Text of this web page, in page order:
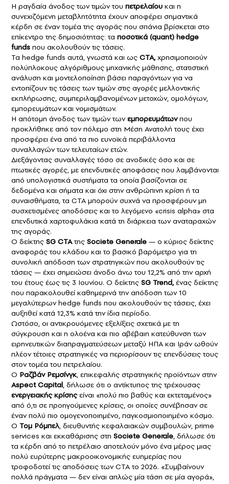
Η ραγδαία άνοδος των τιμών του πετρελαίου και η
συνεχιζόμενη μεταβλητότητα έχουν αποφέρει σημαντικά
κέρδη σε έναν τομέα της αγοράς που σπάνια βρίσκεται στο
επίκεντρο της δημοσιότητας: τα ποσοτικά (quant) hedge
funds που ακολουθούν τις τάσεις.
Τα hedge funds αυτά, γνωστά και ως CTA,χρησιμοποιούν
πολύπλοκους αλγόριθμους μηχανικής μάθησης, στατιστική
ανάλυση και μοντελοποίηση βάσει παραγόντων για να
εντοπίζουν τις τάσεις των τιμών στις αγορές μελλοντικής
εκπλήρωσης, συμπεριλαμβανομένων μετοχών, ομολόγων,
εμπορευμάτων και νομισμάτων.
Η απότομη άνοδος των τιμών τωνεμπορευμάτωνπου
προκλήθηκε από τον πόλεμο στη Μέση Ανατολή τους έχει
προσφέρει ένα από τα πιο ευνοϊκά περιβάλλοντα
συναλλαγών των τελευταίων ετών.
Διεξάγοντας συναλλαγές τόσο σε ανοδικές όσο και σε
πτωτικές αγορές, με επενδυτικές αποφάσεις που λαμβάνονται
από υπολογιστικά συστήματα τα οποία βασίζονται σε
δεδομένα και σήματα και όχι στην ανθρώπινη κρίση ή τα
συναισθήματα, τα CTA μπορούν συχνά να προσφέρουν μη
συσχετισμένες αποδόσεις και το λεγόμενο «crisis alpha» στα
επενδυτικά χαρτοφυλάκια κατά τη διάρκεια των αναταραχών
της αγοράς.
Ο δείκτης SG CTAτης Societe Generale — ο κύριος δείκτης
αναφοράς του κλάδου και το βασικό βαρόμετρο για τη
συνολική απόδοση των στρατηγικών που ακολουθούν τις
τάσεις — έχει σημειώσει άνοδο άνω του 12,2% από την αρχή
του έτους έως τις 3 Ιουνίου. Ο δείκτης SG Trend,ένας δείκτης
που παρακολουθεί καθημερινά την απόδοση των 10
μεγαλύτερων hedge funds που ακολουθούν τις τάσεις, έχει
αυξηθεί κατά 12,3% κατά την ίδια περίοδο.
Ωστόσο, οι αντικρουόμενες εξελίξεις σχετικά με τη
σύγκρουση και η ολοένα και πιο αβέβαιη κατεύθυνση των
ειρηνευτικών διαπραγματεύσεων μεταξύ ΗΠΑ και Ιράν ωθούν
πλέον τέτοιες στρατηγικές να περιορίσουν τις επενδύσεις τους
στον τομέα του πετρελαίου.
Ο Ραζβάν Ρεμσίνγκ, επικεφαλής στρατηγικής προϊόντων στην
Aspect Capital, δήλωσε ότι ο αντίκτυπος της τρέχουσας
ενεργειακής κρίσηςείναι «πολύ πιο βαθύς και εκτεταμένος»
από ό,τι σε προηγούμενες κρίσεις, οι οποίες συνέβησαν σε
έναν πολύ πιο ομογενοποιημένο, παγκοσμιοποιημένο κόσμο.
Ο Τομ Ρόμπελ, διευθυντής κεφαλαιακών συμβουλών, prime
services και εκκαθάρισης στη Societe Generale, δήλωσε ότι
τα κέρδη από το πετρέλαιο αποτελούν μόνο ένα μέρος μιας
πολύ ευρύτερης μακροοικονομικής ευημερίας που
τροφοδοτεί τις αποδόσεις των CTA το 2026. «Συμβαίνουν
πολλά πράγματα — δεν είναι απλώς μία τάση σε μία αγορά»,